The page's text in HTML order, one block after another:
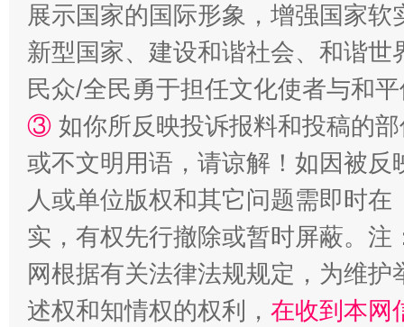
漫山遍野的桃花与雪山、麦地、白藏房
展示国家的国际形象，增强国家
新型国家、建设和谐社会、和谐
民众/全民勇于担任文化使者与和
③ 如你所反映投诉报料和投稿的
或不文明用语，请谅解！如因被
人或单位版权和其它问题需即时在
实，有权先行撤除或暂时屏蔽。
网根据有关法律法规规定，为维
述权和知情权的权利， 在收到本网